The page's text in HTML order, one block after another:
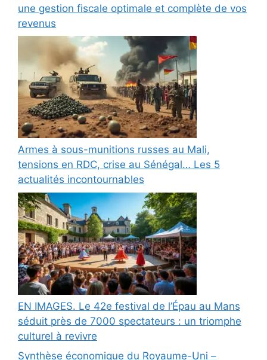
une gestion fiscale optimale et complète de vos
revenus
Armes à sous-munitions russes au Mali,
tensions en RDC, crise au Sénégal… Les 5
actualités incontournables
EN IMAGES. Le 42e festival de l’Épau au Mans
séduit près de 7000 spectateurs : un triomphe
culturel à revivre
Synthèse économique du Royaume-Uni –